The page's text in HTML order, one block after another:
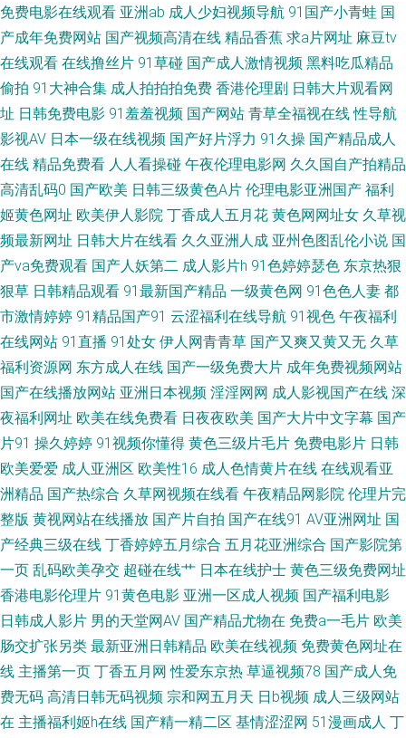
本色 超碰96在线免费 成人a∨ 久久欧美视频 超碰99爱 九一在线看 日本做爱
暖暖 尤物91 av性影 国产三级片在线看 欧美毛片A级 微拍福利在线导航 91国
产福利视频 东京传媒一级片 免费网站簧片 无码泰国五十五 欧美在线A√ 91
线观看 欧美色图片 深夜视频网站 亚洲热热 www日本www 狠狠撸狠狠操 欧
美日韩瑟瑟 午夜九二福利 97人人干人人操 国产视频11页 男人影院女人影院
伊人久久国产视频 操丝袜美腿人妻 九一巨炮 日韩性爱AⅤ 91叉啊插 成人91
狼友秘密入口 深夜久久麻豆精品 91拍拍 国产熟女91 人妻超碰免费在线 一区
区区视频 a精品小视频 韩国福利影院二区 欧美性爱激情综合 先锋资源AV AV
更新资源站 国产嫖妓自拍 人人摸人人操人人 91V观看视频 成人综合大香蕉
老司机精品91 深夜福利导航在线 91社视频 福利小视频导航 美女被草网站 熟
女视频免费 91页免费视频 国产内射播放 欧美性爱十区不卡 香蕉超碰 变态另
本色情免费影院 91后入美女蜜桃 国外变态另类网站 欧美有码一区二区 伊人
色影院 变态丝袜另类 久久绯色 色色av网 草草浮力第一页 麻豆熟女 午夜小影
院a 国产情侣第一页 欧美三区国产精品 伊人91福利
免费电影在线观看 亚洲ab 成人少妇视频导航 91国产小青蛙 国
产成年免费网站 国产视频高清在线 精品香蕉 求a片网址 麻豆tv
在线观看 在线撸丝片 91草碰 国产成人激情视频 黑料吃瓜精品
偷拍 91大神合集 成人拍拍拍免费 香港伦理剧 日韩大片观看网
址 日韩免费电影 91羞羞视频 国产网站 青草全福视在线 性导航
影视AV 日本一级在线视频 国产好片浮力 91久操 国产精品成人
在线 精品免费看 人人看操碰 午夜伦理电影网 久久国自产拍精品
高清乱码0 国产欧美 日韩三级黄色A片 伦理电影亚洲国产 福利
姬黄色网址 欧美伊人影院 丁香成人五月花 黄色网网址女 久草视
频最新网址 日韩大片在线看 久久亚洲人成 亚州色图乱伦小说 国
产va免费观看 国产人妖第二 成人影片h 91色婷婷瑟色 东京热狠
狠草 日韩精品观看 91最新国产精品 一级黄色网 91色色人妻 都
市激情婷婷 91精品国产91 云涩福利在线导航 91视色 午夜福利
在线网站 91直播 91处女 伊人网青青草 国产又爽又黄又无 久草
福利资源网 东方成人在线 国产一级免费大片 成年免费视频网站
国产在线播放网站 亚洲日本视频 淫淫网网 成人影视国产在线 深
夜福利网址 欧美在线免费看 日夜夜欧美 国产大片中文字幕 国产
片91 操久婷婷 91视频你懂得 黄色三级片毛片 免费电影片 日韩
欧美爱爱 成人亚洲区 欧美性16 成人色情黄片在线 在线观看亚
洲精品 国产热综合 久草网视频在线看 午夜精品网影院 伦理片完
整版 黄视网站在线播放 国产片自拍 国产在线91 AV亚洲网址 国
产经典三级在线 丁香婷婷五月综合 五月花亚洲综合 国产影院第
一页 乱码欧美孕交 超碰在线艹 日本在线护士 黄色三级免费网址
香港电影伦理片 91黄色电影 亚洲一区成人视频 国产福利电影
日韩成人影片 男的天堂网AV 国产精品尤物在 免费a一毛片 欧美
肠交扩张另类 最新亚洲日韩精品 欧美在线视频 免费黄色网址在
线 主播第一页 丁香五月网 性爱东京热 草逼视频78 国产成人免
费无码 高清日韩无码视频 宗和网五月天 日b视频 成人三级网站
在 主播福利姬h在线 国产精一精二区 基情涩涩网 51漫画成人 丁